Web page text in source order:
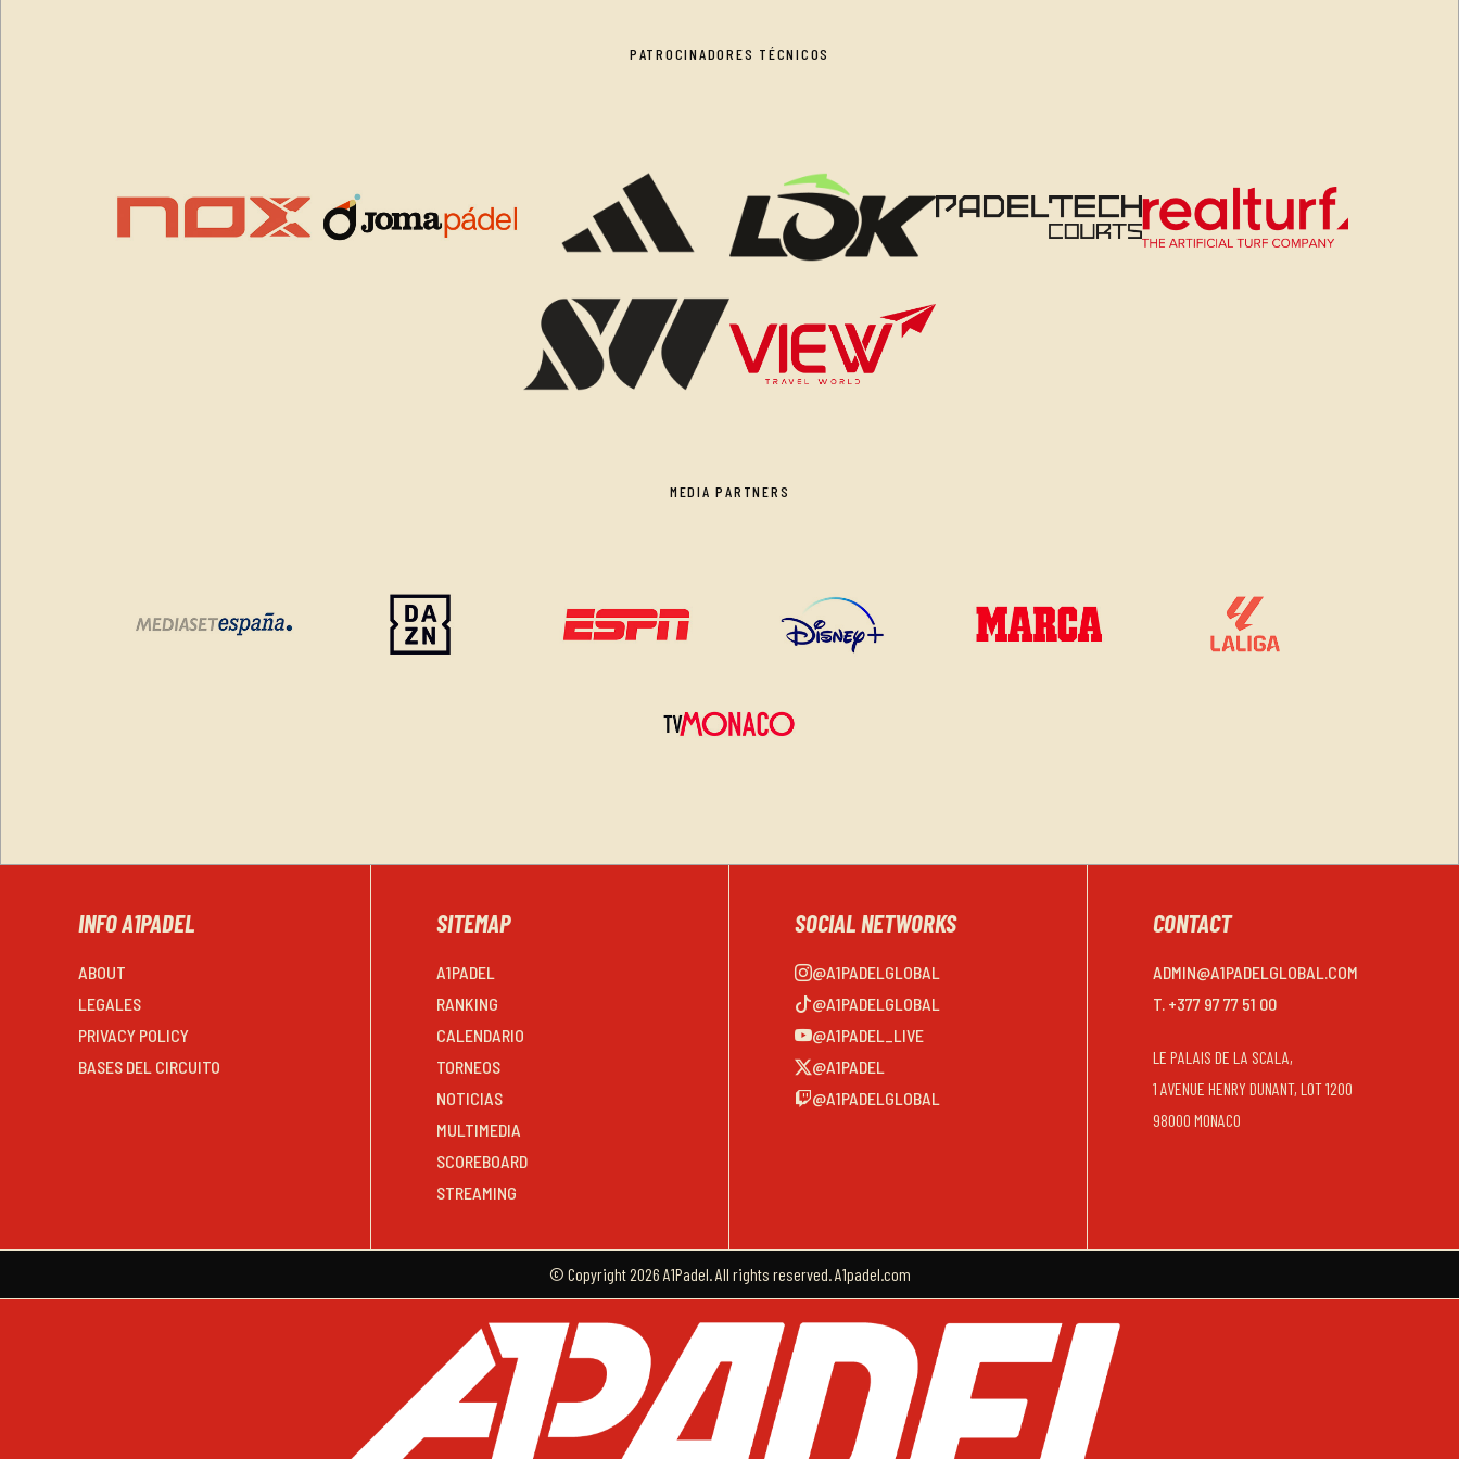
PATROCINADORES TÉCNICOS
MEDIA PARTNERS
INFO A1PADEL
ABOUT
LEGALES
PRIVACY POLICY
BASES DEL CIRCUITO
SITEMAP
A1PADEL
RANKING
CALENDARIO
TORNEOS
NOTICIAS
MULTIMEDIA
SCOREBOARD
STREAMING
SOCIAL NETWORKS
@A1PADELGLOBAL
@A1PADELGLOBAL
@A1PADEL_LIVE
@A1PADEL
@A1PADELGLOBAL
CONTACT
ADMIN@A1PADELGLOBAL.COM
T. +377 97 77 51 00
LE PALAIS DE LA SCALA,
1 AVENUE HENRY DUNANT, LOT 1200
98000 MONACO
© Copyright 2026 A1Padel. All rights reserved. A1padel.com